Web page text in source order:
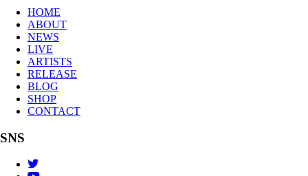
HOME
ABOUT
NEWS
LIVE
ARTISTS
RELEASE
BLOG
SHOP
CONTACT
SNS